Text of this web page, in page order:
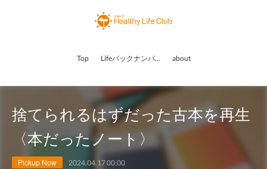
Top Lifeバックナンバー about
捨てられるはずだった古本を再生
〈本だったノート〉
Pickup Now 2024.04.17 00:00